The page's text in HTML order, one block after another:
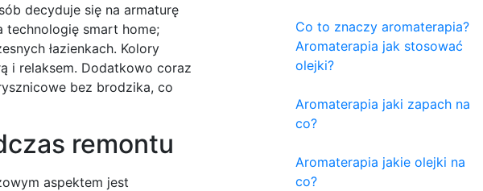
decyduje się na armaturę
technologię smart home;
łazienkach. Kolory
i relaksem. Dodatkowo coraz
bez brodzika, co
remontu
aspektem jest
Co to znaczy aromaterapia?
Aromaterapia jak stosować
olejki?
Aromaterapia jaki zapach na
co?
Aromaterapia jakie olejki na
co?